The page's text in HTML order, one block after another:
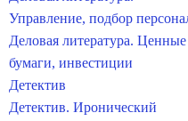
Управление, подбор
Деловая литература. Ценные
бумаги, инвестиции
Детектив
Детектив. Иронический